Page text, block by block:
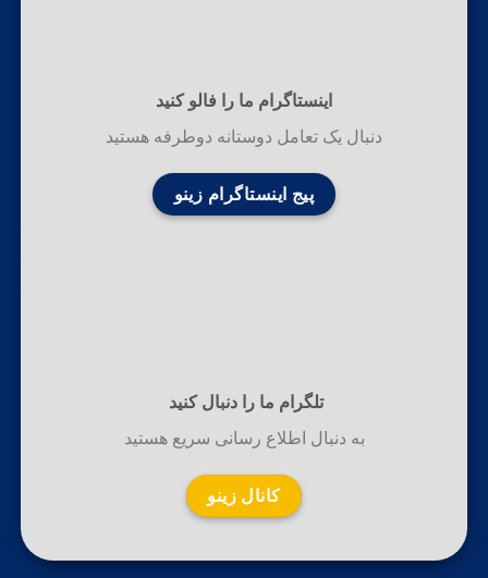
اینستاگرام ما را فالو کنید
دنبال یک تعامل دوستانه دوطرفه هستید
پیج اینستاگرام زینو
تلگرام ما را دنبال کنید
به دنبال اطلاع رسانی سریع هستید
کانال زینو